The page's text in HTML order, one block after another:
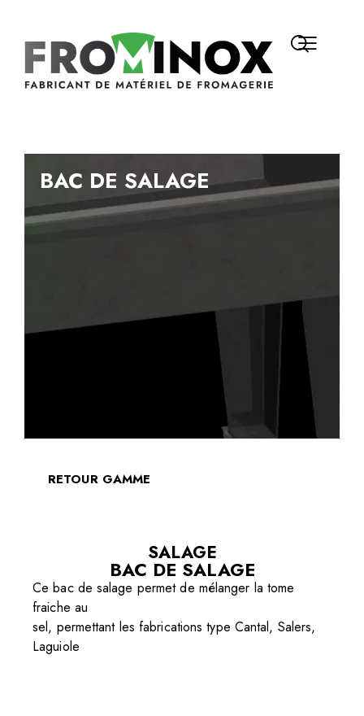
BAC DE SALAGE
RETOUR GAMME
SALAGE
BAC DE SALAGE
Ce bac de salage permet de mélanger la tome
fraiche au
sel, permettant les fabrications type Cantal, Salers,
Laguiole